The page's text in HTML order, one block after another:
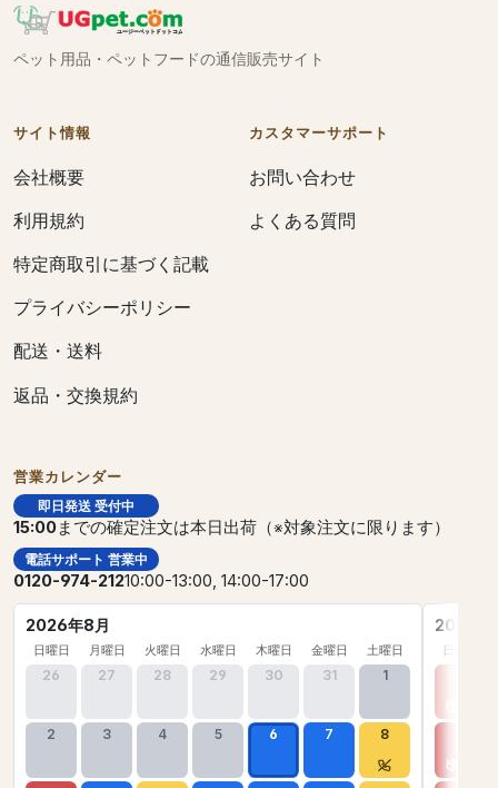
ペット用品・ペットフードの通信販売サイト
サイト情報
会社概要
利用規約
特定商取引に基づく記載
プライバシーポリシー
配送・送料
返品・交換規約
カスタマーサポート
お問い合わせ
よくある質問
営業カレンダー
即日発送 受付中
15:00までの確定注文は本日出荷（※対象注文に限ります）
電話サポート 営業中
0120-974-21210:00-13:00, 14:00-17:00
2026年8月
日曜日 月曜日 火曜日 水曜日 木曜日 金曜日 土曜日
26 27 28 29 30 31 1
2 3 4 5 6 7 8
2026年
日曜日